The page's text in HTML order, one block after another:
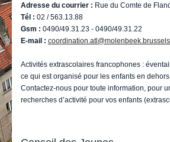
Adresse du courrier : Rue du Comte de
Tél : 02 / 563.13.88
Gsm : 0490/49.31.23 - 0490/49.31.22
E-mail : coordination.atl@molenbeek.brussels
Activités extrascolaires francophones :
ce qui est organisé pour les enfants en
Contactez-nous pour toute information, pour
recherches d’activité pour vos enfants